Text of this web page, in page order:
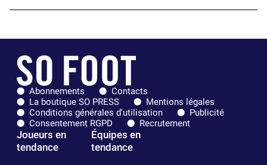
Abonnements
Contacts
La boutique SO PRESS
Mentions légales
Conditions générales d'utilisation
Publicité
Consentement RGPD
Recrutement
Joueurs en
tendance
Équipes en
tendance